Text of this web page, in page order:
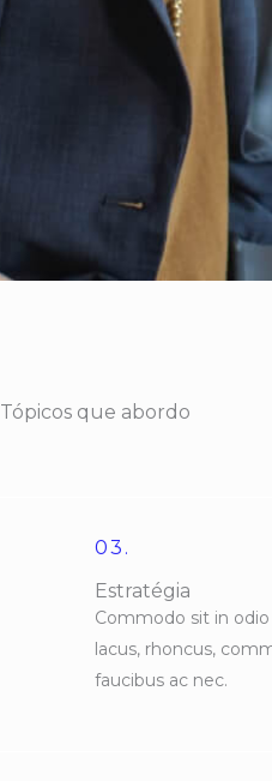
Tópicos que abordo
03.
Estratégia
Commodo sit in
lacus, rhoncus,
faucibus ac nec.